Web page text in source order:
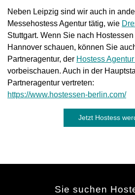
Neben Leipzig sind wir auch in
Messehostess Agentur tätig, wie
Stuttgart. Wenn Sie nach
Hannover schauen, können Sie
Partneragentur, der Hostess
vorbeischauen. Auch in der
Partneragentur vertreten:
https://www.hostessen-berlin.com/
Jetzt Hostess
Sie suchen